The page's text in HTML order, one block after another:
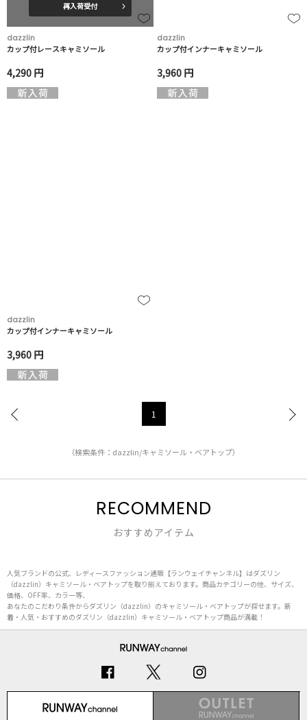
再入荷受付
dazzlin
カップ付レースキャミソール
4,290 円
dazzlin
カップ付インナーキャミソール
3,960 円
dazzlin
カップ付インナーキャミソール
3,960 円
1
（検索条件：dazzlin/キャミソール・ベアトップ）
RECOMMEND
おすすめアイテム
人気ブランドの公式、レディースファッション通販【ランウェイチャンネル】はダズリン
（dazzlin）キャミソール・ベアトップを取り揃えております。商品カテゴリーの他、サイズ、
価格、OFF率、カラー等、
あなたのこだわり条件からダズリン（dazzlin）のキャミソール・ベアトップが探せます。新
着・人気・おすすめのダズリン（dazzlin）キャミソール・ベアトップ商品が満載！